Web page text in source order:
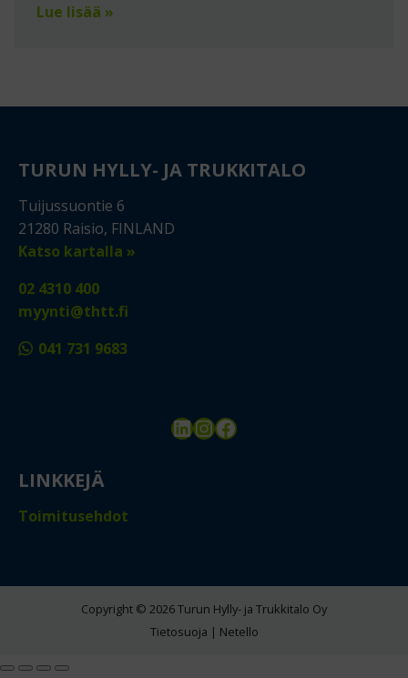
Lue lisää »
TURUN HYLLY- JA TRUKKITALO
Tuijussuontie 6
21280 Raisio, FINLAND
Katso kartalla »
02 4310 400
myynti@thtt.fi
041 731 9683
LinkedIn
Instagram
Facebook
LINKKEJÄ
Toimitusehdot
Copyright © 2026 Turun Hylly- ja Trukkitalo Oy
Tietosuoja | Netello